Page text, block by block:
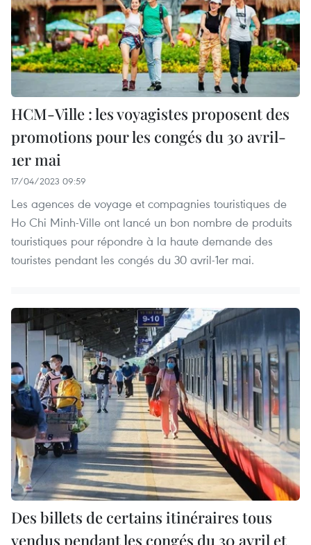
HCM-Ville : les voyagistes proposent des
promotions pour les congés du 30 avril-
1er mai
17/04/2023 09:59
Les agences de voyage et compagnies touristiques de
Ho Chi Minh-Ville ont lancé un bon nombre de produits
touristiques pour répondre à la haute demande des
touristes pendant les congés du 30 avril-1er mai.
Des billets de certains itinéraires tous
vendus pendant les congés du 30 avril et